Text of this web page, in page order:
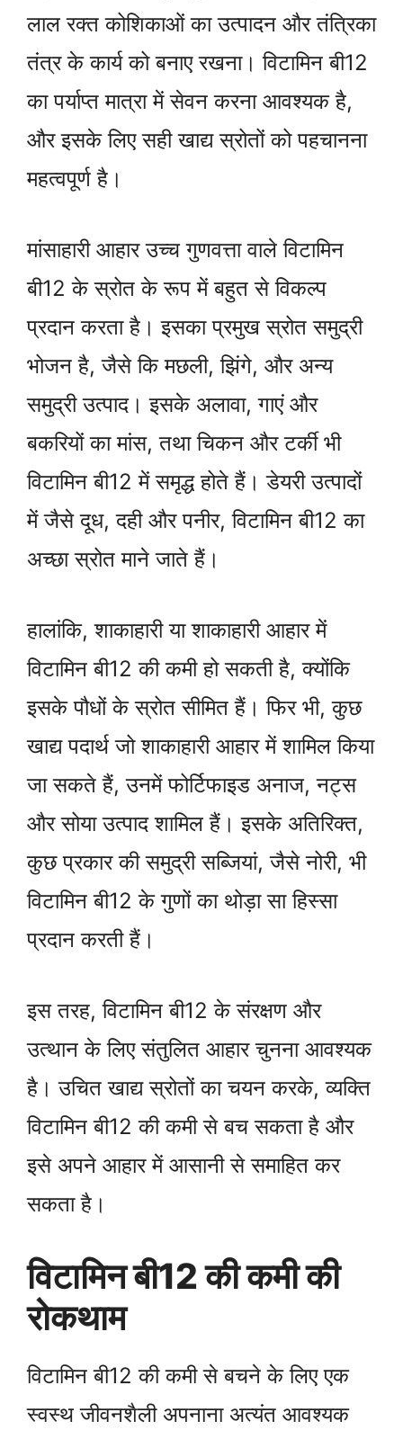
लाल रक्त कोशिकाओं का उत्पादन और तंत्रिका
तंत्र के कार्य को बनाए रखना। विटामिन बी12
का पर्याप्त मात्रा में सेवन करना आवश्यक है,
और इसके लिए सही खाद्य स्रोतों को पहचानना
महत्वपूर्ण है।
मांसाहारी आहार उच्च गुणवत्ता वाले विटामिन
बी12 के स्रोत के रूप में बहुत से विकल्प
प्रदान करता है। इसका प्रमुख स्रोत समुद्री
भोजन है, जैसे कि मछली, झिंगे, और अन्य
समुद्री उत्पाद। इसके अलावा, गाएं और
बकरियों का मांस, तथा चिकन और टर्की भी
विटामिन बी12 में समृद्ध होते हैं। डेयरी उत्पादों
में जैसे दूध, दही और पनीर, विटामिन बी12 का
अच्छा स्रोत माने जाते हैं।
हालांकि, शाकाहारी या शाकाहारी आहार में
विटामिन बी12 की कमी हो सकती है, क्योंकि
इसके पौधों के स्रोत सीमित हैं। फिर भी, कुछ
खाद्य पदार्थ जो शाकाहारी आहार में शामिल किया
जा सकते हैं, उनमें फोर्टिफाइड अनाज, नट्स
और सोया उत्पाद शामिल हैं। इसके अतिरिक्त,
कुछ प्रकार की समुद्री सब्जियां, जैसे नोरी, भी
विटामिन बी12 के गुणों का थोड़ा सा हिस्सा
प्रदान करती हैं।
इस तरह, विटामिन बी12 के संरक्षण और
उत्थान के लिए संतुलित आहार चुनना आवश्यक
है। उचित खाद्य स्रोतों का चयन करके, व्यक्ति
विटामिन बी12 की कमी से बच सकता है और
इसे अपने आहार में आसानी से समाहित कर
सकता है।
विटामिन बी12 की कमी की
रोकथाम
विटामिन बी12 की कमी से बचने के लिए एक
स्वस्थ जीवनशैली अपनाना अत्यंत आवश्यक